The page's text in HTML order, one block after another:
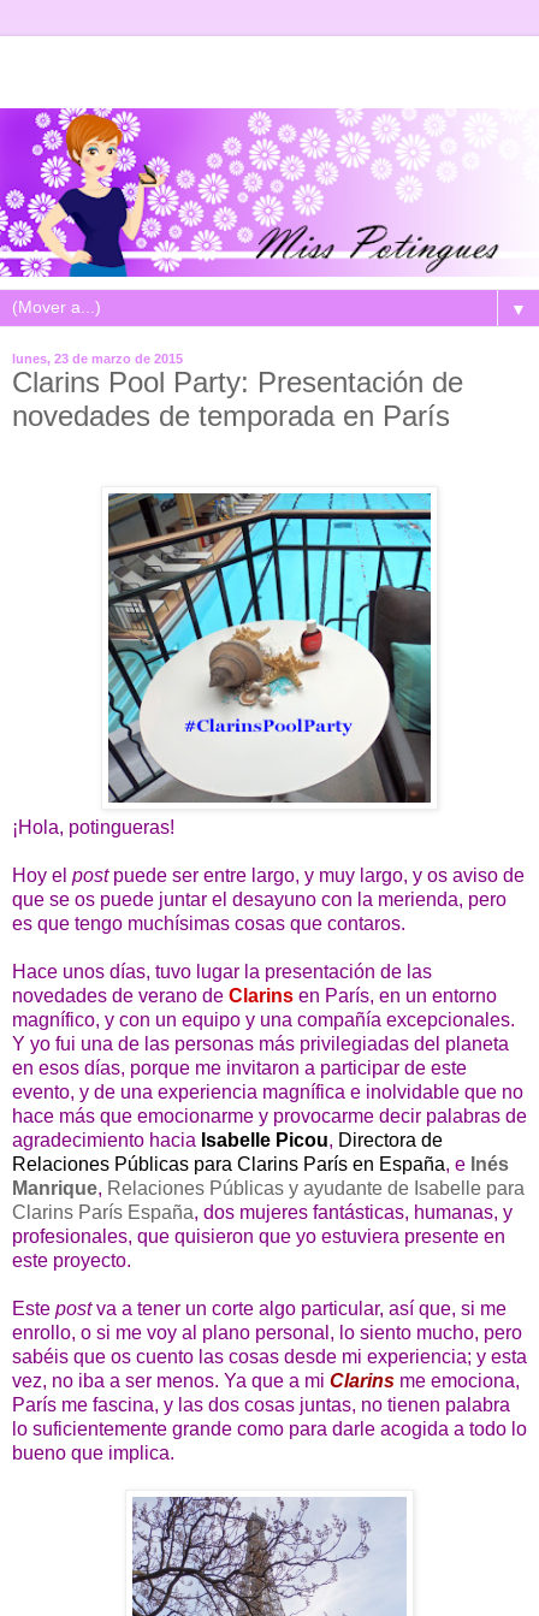
▼
lunes, 23 de marzo de 2015
Clarins Pool Party: Presentación de
novedades de temporada en París
¡Hola, potingueras!
Hoy el postpuede ser entre largo, y muy largo, y os aviso de
que se os puede juntar el desayuno con la merienda, pero
es que tengo muchísimas cosas que contaros.
Hace unos días, tuvo lugar la presentación de las
novedades de verano de Clarins en París, en un entorno
magnífico, y con un equipo y una compañía excepcionales.
Y yo fui una de las personas más privilegiadas del planeta
en esos días, porque me invitaron a participar de este
evento, y de una experiencia magnífica e inolvidable que no
hace más que emocionarme y provocarme decir palabras de
agradecimiento hacia Isabelle Picou, Directora de
Relaciones Públicas para Clarins París en España, e Inés
Manrique, Relaciones Públicas y ayudante de Isabelle para
Clarins París España, dos mujeres fantásticas, humanas, y
profesionales, que quisieron que yo estuviera presente en
este proyecto.
Este postva a tener un corte algo particular, así que, si me
enrollo, o si me voy al plano personal, lo siento mucho, pero
sabéis que os cuento las cosas desde mi experiencia; y esta
vez, no iba a ser menos. Ya que a mi Clarins me emociona,
París me fascina, y las dos cosas juntas, no tienen palabra
lo suficientemente grande como para darle acogida a todo lo
bueno que implica.